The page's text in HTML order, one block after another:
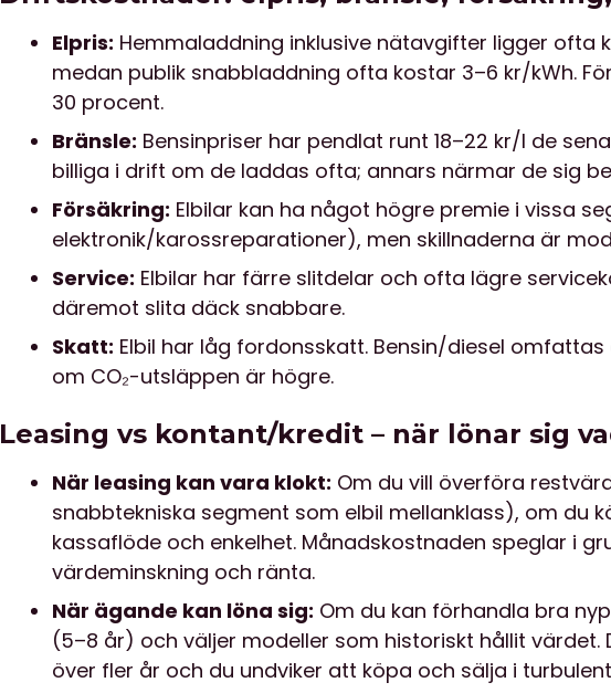
Elpris: Hemmaladdning inklusive nätavgifter ligger ofta
medan publik snabbladdning ofta kostar 3–6 kr/kWh.
30 procent.
Bränsle: Bensinpriser har pendlat runt 18–22 kr/l de
billiga i drift om de laddas ofta; annars närmar de sig
Försäkring: Elbilar kan ha något högre premie i vissa
elektronik/karossreparationer), men skillnaderna är
Service: Elbilar har färre slitdelar och ofta lägre
däremot slita däck snabbare.
Skatt: Elbil har låg fordonsskatt. Bensin/diesel
om CO₂-utsläppen är högre.
Leasing vs kontant/kredit – när lönar sig
När leasing kan vara klokt: Om du vill överföra
snabbtekniska segment som elbil mellanklass), om du
kassaflöde och enkelhet. Månadskostnaden speglar i
värdeminskning och ränta.
När ägande kan löna sig: Om du kan förhandla bra
(5–8 år) och väljer modeller som historiskt hållit värdet.
över fler år och du undviker att köpa och sälja i